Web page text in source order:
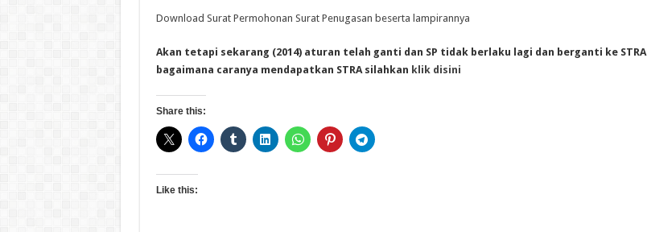
Download Surat Permohonan Surat Penugasan beserta lampirannya
Akan tetapi sekarang (2014) aturan telah ganti dan SP tidak berlaku lagi dan berganti ke STRA
bagaimana caranya mendapatkan STRA silahkan klik disini
Share this:
Like this: